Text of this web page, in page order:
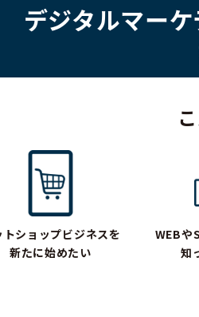
デジタルマー
トショップビジネスを
新たに始めたい
WEBや
知